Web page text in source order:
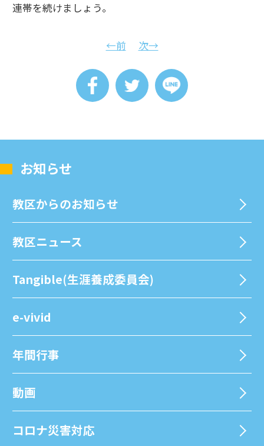
連帯を続けましょう。
←前 次→
お知らせ
教区からのお知らせ
教区ニュース
Tangible(生涯養成委員会)
e-vivid
年間⾏事
動画
コロナ災害対応